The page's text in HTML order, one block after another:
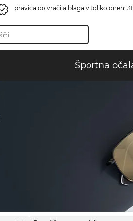
pravica do vračila blaga v toliko dneh:
Športna